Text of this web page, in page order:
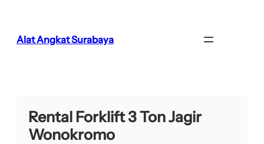
konten
Alat Angkat Surabaya
Rental Forklift 3 Ton Jagir
Wonokromo